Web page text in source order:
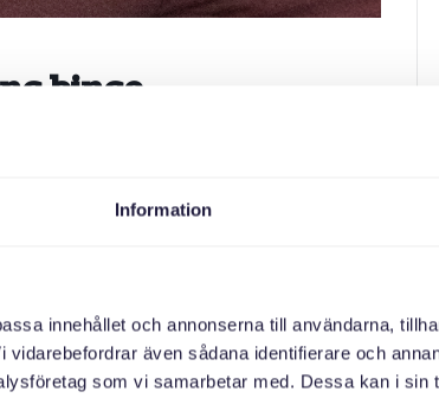
Information
innehållet och annonserna till användarna,
även sådana identifierare och
som vi samarbetar med. Dessa kan i sin
bingo
ser om vi hittar andra deltagare med
vi gör på alla våra träffar.
upp till 2 år, samt svensktalande